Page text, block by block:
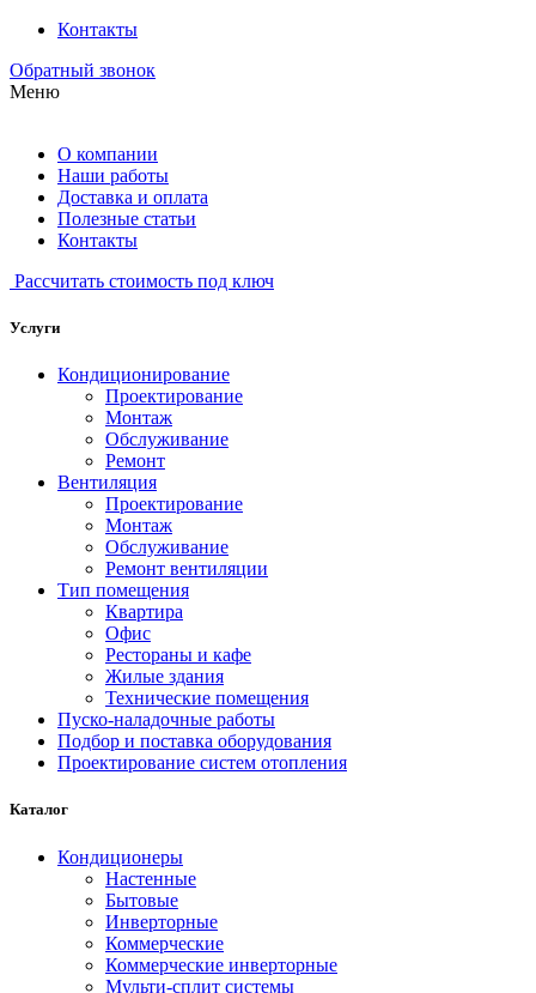
Контакты
Обратный звонок
Меню
О компании
Наши работы
Доставка и оплата
Полезные статьи
Контакты
Рассчитать стоимость под ключ
Услуги
Кондиционирование
Проектирование
Монтаж
Обслуживание
Ремонт
Вентиляция
Проектирование
Монтаж
Обслуживание
Ремонт вентиляции
Тип помещения
Квартира
Офис
Рестораны и кафе
Жилые здания
Технические помещения
Пуско-наладочные работы
Подбор и поставка оборудования
Проектирование систем отопления
Каталог
Кондиционеры
Настенные
Бытовые
Инверторные
Коммерческие
Коммерческие инверторные
Мульти-сплит системы